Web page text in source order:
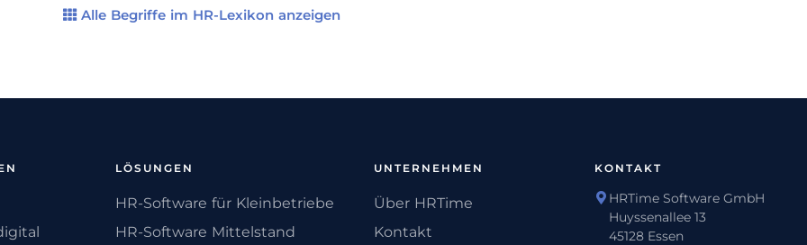
Alle Begriffe im HR-Lexikon anzeigen
LÖSUNGEN
HR-Software für Kleinbetriebe
HR-Software Mittelstand
UNTERNEHMEN
Über HRTime
Kontakt
KONTAKT
HRTime Software GmbH
Huyssenallee 13
45128 Essen